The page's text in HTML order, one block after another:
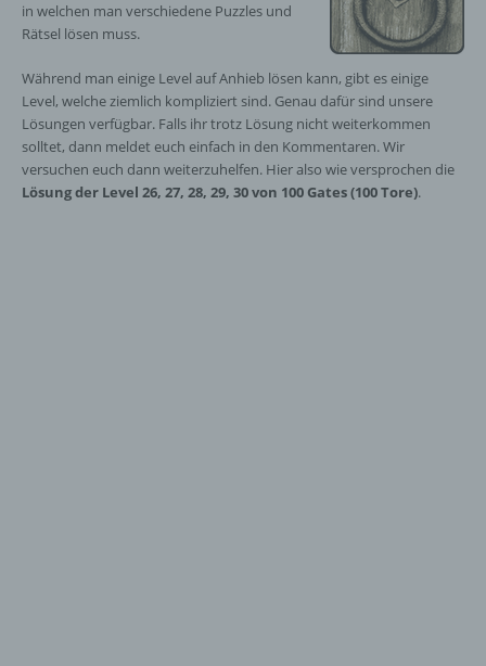
in welchen man verschiedene Puzzles und
Rätsel lösen muss.
Während man einige Level auf Anhieb lösen kann, gibt es einige
Level, welche ziemlich kompliziert sind. Genau dafür sind unsere
Lösungen verfügbar. Falls ihr trotz Lösung nicht weiterkommen
solltet, dann meldet euch einfach in den Kommentaren. Wir
versuchen euch dann weiterzuhelfen. Hier also wie versprochen die
Lösung der Level 26, 27, 28, 29, 30 von 100 Gates (100 Tore).